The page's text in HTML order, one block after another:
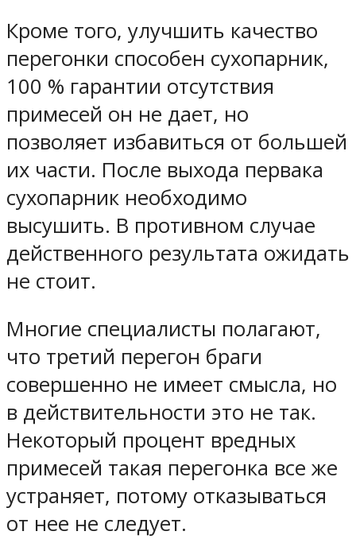
Кроме того, улучшить качество
перегонки способен сухопарник,
100 % гарантии отсутствия
примесей он не дает, но
позволяет избавиться от большей
их части. После выхода первака
сухопарник необходимо
высушить. В противном случае
действенного результата ожидать
не стоит.
Многие специалисты полагают,
что третий перегон браги
совершенно не имеет смысла, но
в действительности это не так.
Некоторый процент вредных
примесей такая перегонка все же
устраняет, потому отказываться
от нее не следует.